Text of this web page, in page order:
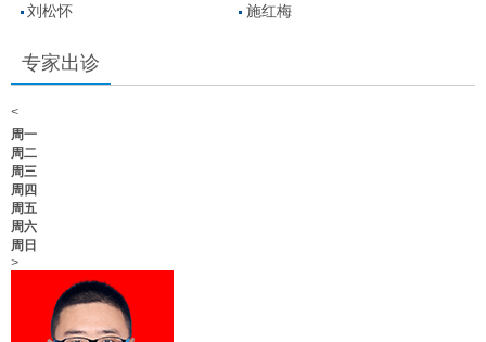
刘松怀 施红梅
专家出诊
<
周一
周二
周三
周四
周五
周六
周日
>